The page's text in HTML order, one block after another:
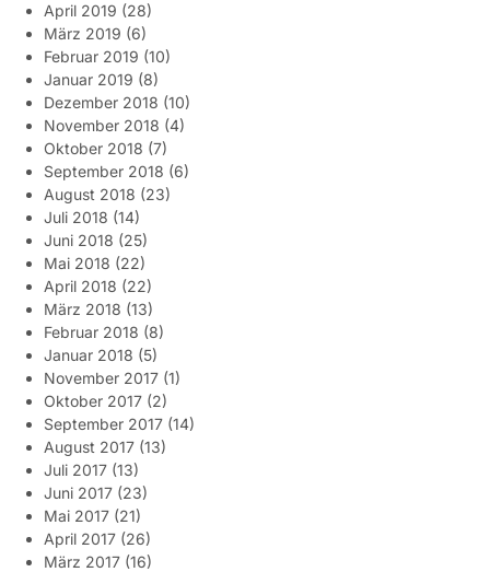
April 2019 (28)
März 2019 (6)
Februar 2019 (10)
Januar 2019 (8)
Dezember 2018 (10)
November 2018 (4)
Oktober 2018 (7)
September 2018 (6)
August 2018 (23)
Juli 2018 (14)
Juni 2018 (25)
Mai 2018 (22)
April 2018 (22)
März 2018 (13)
Februar 2018 (8)
Januar 2018 (5)
November 2017 (1)
Oktober 2017 (2)
September 2017 (14)
August 2017 (13)
Juli 2017 (13)
Juni 2017 (23)
Mai 2017 (21)
April 2017 (26)
März 2017 (16)